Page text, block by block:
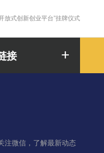
放式创新创业平台”挂牌仪式
接
注微信，了解最新动态